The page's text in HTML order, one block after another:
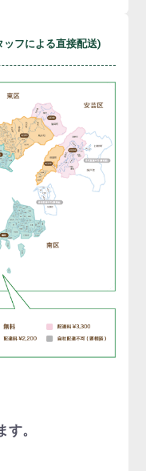
ッフによる直接配送)
。